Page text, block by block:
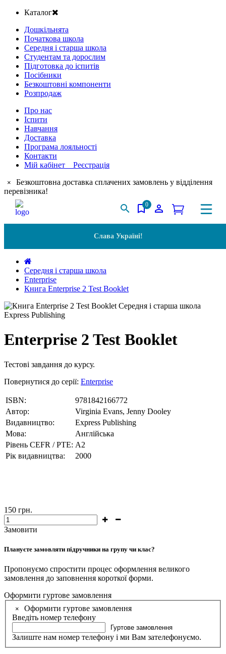
Каталог
Дошкільнята
Початкова школа
Середня і старша школа
Студентам та дорослим
Підготовка до іспитів
Посібники
Безкоштовні компоненти
Розпродаж
Про нас
Іспити
Навчання
Доставка
Програма лояльності
Контакти
Мій кабінет Реєстрація
×
Безкоштовна доставка сплачених замовлень у відділення
перевізника!
0
Слава Україні!
Середня і старша школа
Enterprise
Книга Enterprise 2 Test Booklet
Enterprise 2 Test Booklet
Тестові завдання до курсу.
Повернутися до серії: Enterprise
ISBN:
9781842166772
Автор:
Virginia Evans, Jenny Dooley
Видавництво:
Express Publishing
Мова:
Англійська
Рівень CEFR / PTE: А2
Рік видавництва:
2000
150 грн.
Замовити
Плануєте замовляти підручники на групу чи клас?
Пропонуємо спростити процес оформлення великого
замовлення до заповнення короткої форми.
Оформити гуртове замовлення
×
Оформити гуртове замовлення
Введіть номер телефону
Гуртове замовлення
Залиште нам номер телефону і ми Вам зателефонуємо.